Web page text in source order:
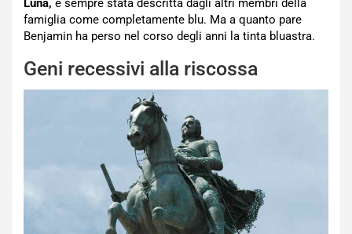
Luna, è sempre stata descritta dagli altri membri della
famiglia come completamente blu. Ma a quanto pare
Benjamin ha perso nel corso degli anni la tinta bluastra.
Geni recessivi alla riscossa